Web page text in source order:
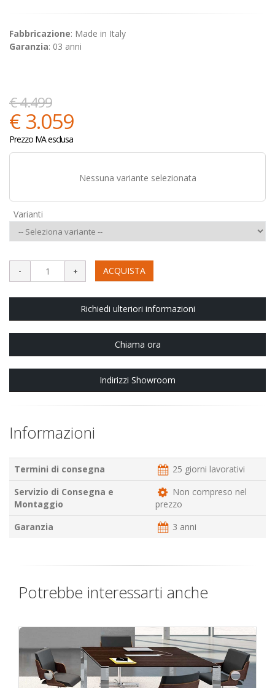
Fabbricazione: Made in Italy
Garanzia: 03 anni
€ 4.499
€ 3.059
Prezzo IVA esclusa
Nessuna variante selezionata
Varianti
ACQUISTA
Richiedi ulteriori informazioni
Chiama ora
Indirizzi Showroom
Informazioni
Termini di consegna
25 giorni lavorativi
Servizio di Consegna e
Montaggio
Non compreso nel
prezzo
Garanzia
3 anni
Potrebbe interessarti anche